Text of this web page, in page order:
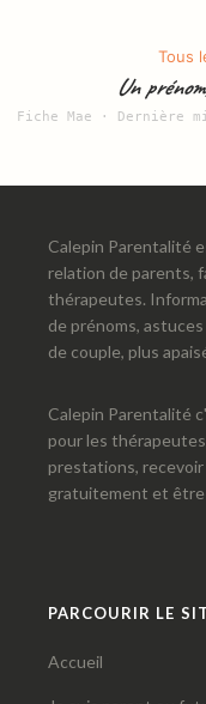
Tous
Un
Fiche Mae · Dernière
Calepin Parentalité
relation de parents,
thérapeutes.
de prénoms,
de couple, plus
Calepin Parentalité
pour les
prestations,
gratuitement et être
PARCOURIR LE
Accueil